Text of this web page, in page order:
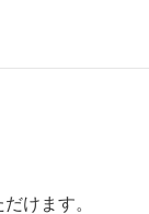
けます。